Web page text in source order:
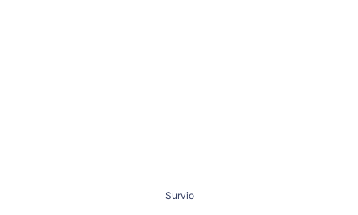
Survio